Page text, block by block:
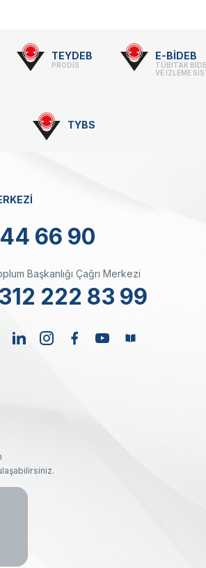
TEYDEB
PRODİS
E-BİDEB
TÜBİTAK
VE İZLEME
TYBS
66 90
Başkanlığı Çağrı Merkezi
222 83 99